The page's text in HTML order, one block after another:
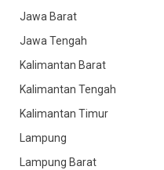
Jawa Barat
Jawa Tengah
Kalimantan Barat
Kalimantan Tengah
Kalimantan Timur
Lampung
Lampung Barat